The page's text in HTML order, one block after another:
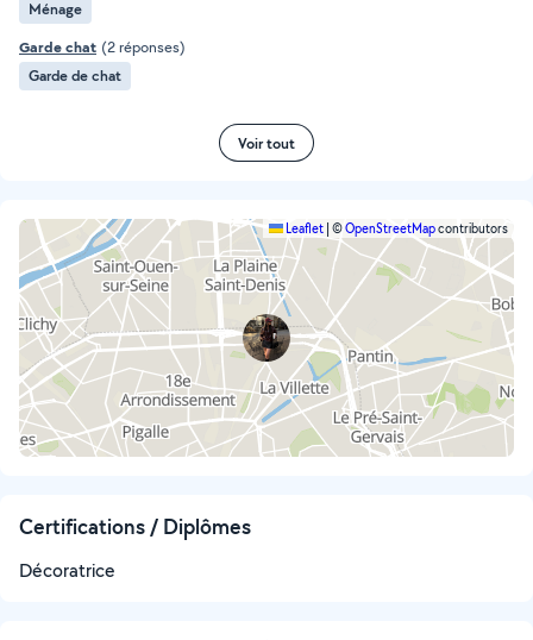
Ménage
Garde chat (2 réponses)
Garde de chat
Voir tout
Leaflet ©OpenStreetMapcontributors
Certifications / Diplômes
Décoratrice